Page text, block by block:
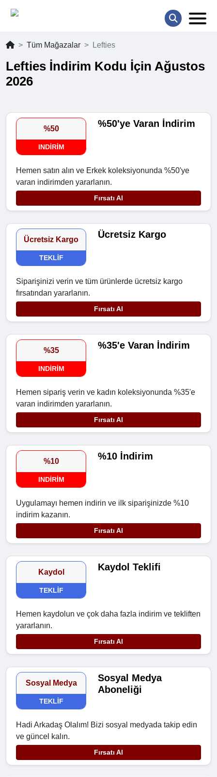
Tüm Mağazalar Lefties
Lefties İndirim Kodu İçin Ağustos
2026
%50
INDIRIM
%50'ye Varan İndirim
Hemen satın alın ve Erkek koleksiyonunda %50'ye
varan indirimden yararlanın.
Fırsatı Al
Ücretsiz Kargo
TEKLIF
Ücretsiz Kargo
Siparişinizi verin ve tüm ürünlerde ücretsiz kargo
fırsatından yararlanın.
Fırsatı Al
%35
INDIRIM
%35'e Varan İndirim
Hemen sipariş verin ve kadın koleksiyonunda %35'e
varan indirimden yararlanın.
Fırsatı Al
%10
INDIRIM
%10 İndirim
Uygulamayı hemen indirin ve ilk siparişinizde %10
indirim kazanın.
Fırsatı Al
Kaydol
TEKLIF
Kaydol Teklifi
Hemen kaydolun ve çok daha fazla indirim ve tekliften
yararlanın.
Fırsatı Al
Sosyal Medya
TEKLIF
Sosyal Medya
Aboneliği
Hadi Arkadaş Olalım! Bizi sosyal medyada takip edin
ve güncel kalın.
Fırsatı Al